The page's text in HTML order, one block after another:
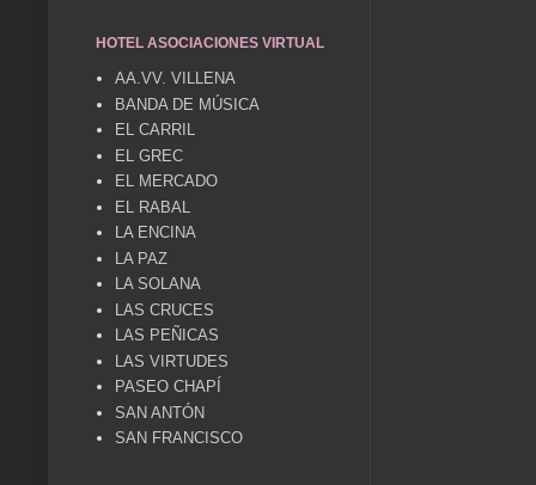
HOTEL ASOCIACIONES VIRTUAL
AA.VV. VILLENA
BANDA DE MÚSICA
EL CARRIL
EL GREC
EL MERCADO
EL RABAL
LA ENCINA
LA PAZ
LA SOLANA
LAS CRUCES
LAS PEÑICAS
LAS VIRTUDES
PASEO CHAPÍ
SAN ANTÓN
SAN FRANCISCO